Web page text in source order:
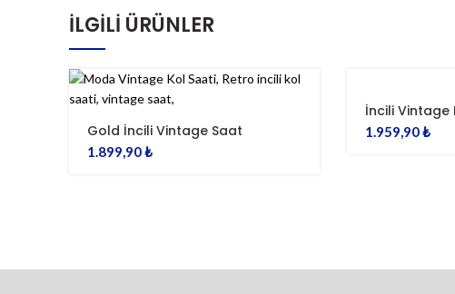
İLGILI ÜRÜNLER
Gold İncili Vintage Saat
1.899,90₺
İncili Vintage
1.959,90₺